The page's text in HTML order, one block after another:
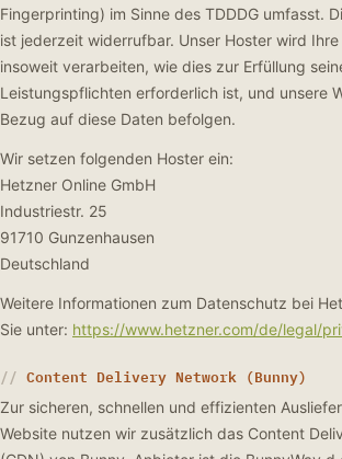
Fingerprinting) im Sinne des TDDDG umfasst.
ist jederzeit widerrufbar. Unser Hoster wird
insoweit verarbeiten, wie dies zur Erfüllung
Leistungspflichten erforderlich ist, und unsere
Bezug auf diese Daten befolgen.
Wir setzen folgenden Hoster ein:
Hetzner Online GmbH
Industriestr. 25
91710 Gunzenhausen
Deutschland
Weitere Informationen zum Datenschutz bei
Sie unter: https://www.hetzner.com/de/legal/
Content Delivery Network (Bunny)
Zur sicheren, schnellen und effizienten
Website nutzen wir zusätzlich das Content